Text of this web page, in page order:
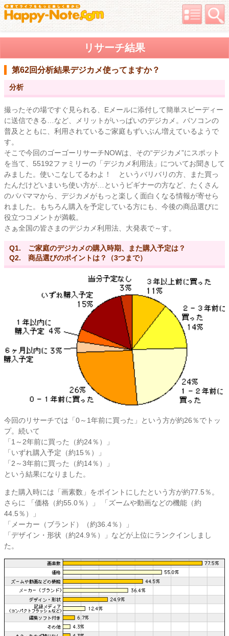
リサーチ結果
第62回分析結果デジカメ使ってますか？
分析
撮ったその場ですぐ見られる、Eメールに添付して簡単スピーディー
に送信できる…など、メリットがいっぱいのデジカメ。パソコンの
普及とともに、利用されているご家庭もずいぶん増えているようで
す。
そこで今回のゴーゴーリサーチNOWは、その“デジカメ”にスポット
を当て、55192ファミリーの「デジカメ利用法」についてお聞きして
みました。使いこなしてるわよ！ というバリバリの方、また買っ
たんだけどいまいち使い方が…というビギナーの方など、たくさん
のパパママから、デジカメがもっと楽しく面白くなる情報が寄せら
れました。もちろん購入を予定している方にも、今後の商品選びに
役立つコメントが満載。
さぁ全国の皆さまのデジカメ利用法、大発表で～す。
Q1. ご家庭のデジカメの購入時期、また購入予定は？
Q2. 商品選びのポイントは？（3つまで）
今回のリサーチでは「 0～1年前に買った 」という方が約26％でトッ
プ。続いて
「 1～2年前に買った
（約24％）」
「 いずれ購入予定 （約15％）」
「 2～3年前に買った
（約14％）」
という結果になりました。
また購入時には「 画素数 」をポイントにしたという方が約77.5％。
さらに 「 価格 （約55.0％）」 「 ズームや動画などの機能 （約
44.5％）」
「 メーカー（ブランド）
（約36.4％）」
「 デザイン・形状 （約24.9％）」などが上位にランクインしまし
た。